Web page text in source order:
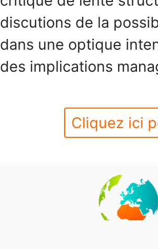
discutions de la
dans une optique
des implications
Cliquez ici